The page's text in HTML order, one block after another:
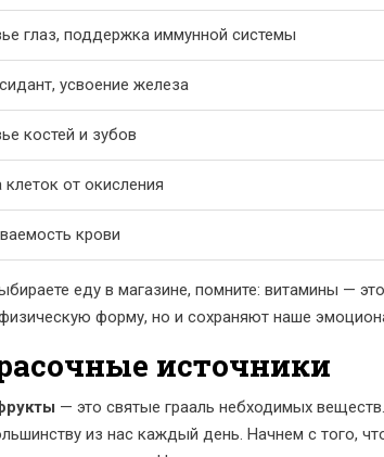
глаз, поддержка иммунной системы
усвоение железа
костей и зубов
от окисления
крови
еду в магазине, помните: витамины —
форму, но и сохраняют наше
источники
— это святые грааль небходимых
из нас каждый день. Начнем с того,